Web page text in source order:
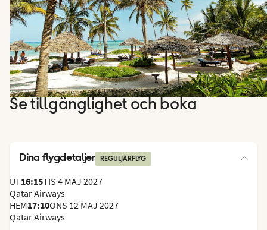
Se bilder
Se tillgänglighet och boka
Dina flygdetaljer REGULJÄRFLYG
UT16:15TIS 4 MAJ 2027
Qatar Airways
HEM17:10ONS 12 MAJ 2027
Qatar Airways